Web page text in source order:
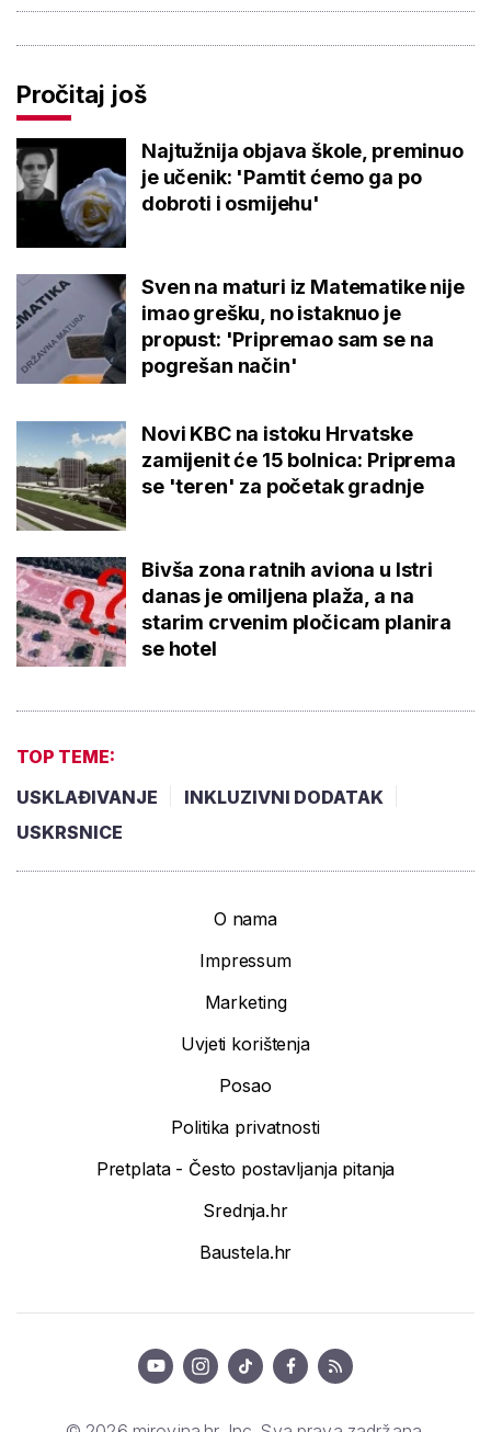
Pročitaj još
Najtužnija objava škole, preminuo
je učenik: 'Pamtit ćemo ga po
dobroti i osmijehu'
Sven na maturi iz Matematike nije
imao grešku, no istaknuo je
propust: 'Pripremao sam se na
pogrešan način'
Novi KBC na istoku Hrvatske
zamijenit će 15 bolnica: Priprema
se 'teren' za početak gradnje
Bivša zona ratnih aviona u Istri
danas je omiljena plaža, a na
starim crvenim pločicam planira
se hotel
TOP TEME:
USKLAĐIVANJE
INKLUZIVNI DODATAK
USKRSNICE
O nama
Impressum
Marketing
Uvjeti korištenja
Posao
Politika privatnosti
Pretplata - Često postavljanja pitanja
Srednja.hr
Baustela.hr